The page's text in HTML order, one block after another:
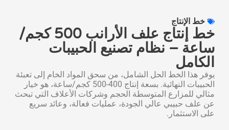
خط الإنتاج
خط إنتاج علف الأرانب 500 كجم/
– نظام تصنيع الحبيبات
هذا الخط الحل الشامل، من سحق المواد الخام إلى تعبئة
الحبيبات النهائية. بسعة إنتاج 400-500 كجم/ساعة، هو خيار
للمزارع المتوسطة الحجم وشركات الأعلاف التي تبحث
حبيبي عالي الجودة، عمليات فعالة، وعائد سريع
الاستثمار.